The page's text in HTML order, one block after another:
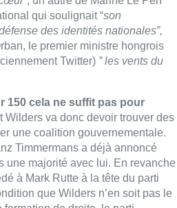
que Wilders n’en soit pas le
de droite, le parti
pourrait également en faire
alliance très à droite semble
s’annoncent longues et
de prés par les partis belges et
Parce que le paysage
semble pas très éloigné de
en juin de l’année
Avec une extrême-droite (le
premier parti dans les
traditionnels, comme l’Open